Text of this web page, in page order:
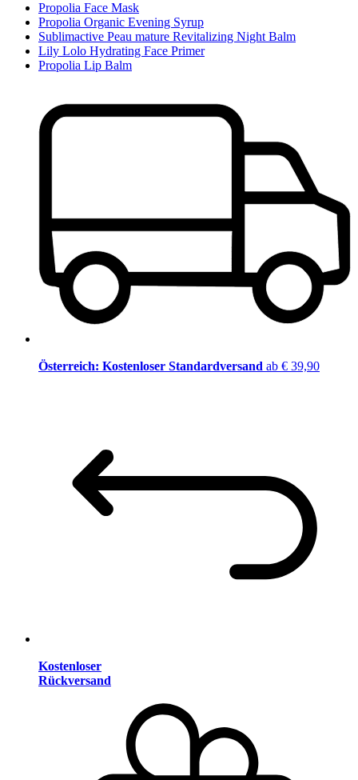
Propolia Face Mask
Propolia Organic Evening Syrup
Sublimactive Peau mature Revitalizing Night Balm
Lily Lolo Hydrating Face Primer
Propolia Lip Balm
Österreich: Kostenloser Standardversand ab € 39,90
Kostenloser
Rückversand